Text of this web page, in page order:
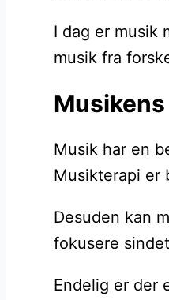
I dag er musik
musik fra
Musik har en
Musikterapi er
Desuden kan
fokusere
Endelig er der